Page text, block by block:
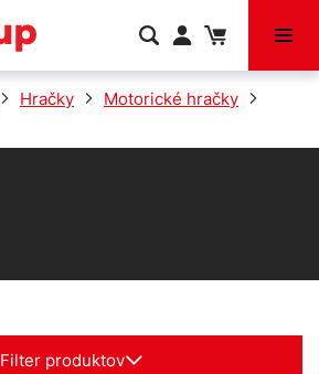
VÝPREDAJ
Hračky
Motorické hračky
Filter produktov